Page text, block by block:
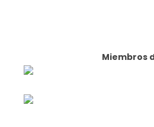
Miembros